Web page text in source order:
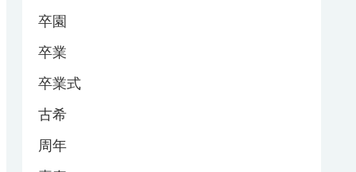
卒園
卒業
卒業式
古希
周年